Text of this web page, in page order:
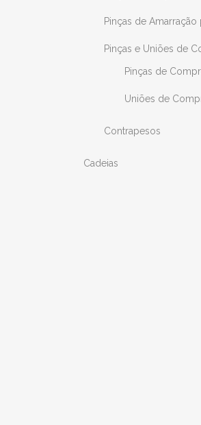
Pinças de
Pinças e Uniões de
Pinças de
Uniões de
Contrapesos
Cadeias